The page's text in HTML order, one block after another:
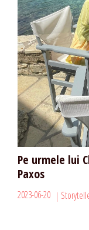
Pe urmele lui
Paxos
2023-06-20